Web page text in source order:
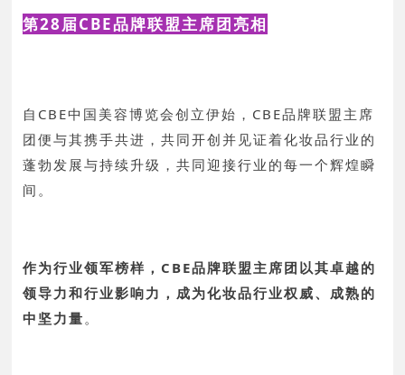
第28届CBE品牌联盟主席团亮相
自CBE中国美容博览会创立伊始，CBE品牌联盟主席
团便与其携手共进，共同开创并见证着化妆品行业的
蓬勃发展与持续升级，共同迎接行业的每一个辉煌瞬
间。
作为行业领军榜样，CBE品牌联盟主席团以其卓越的
领导力和行业影响力，成为化妆品行业权威、成熟的
中坚力量 。